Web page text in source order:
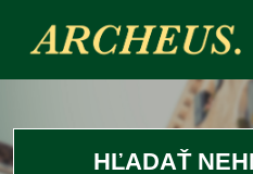
HĽADAŤ